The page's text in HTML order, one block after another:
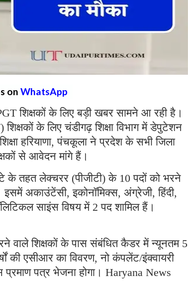
on WhatsApp
शिक्षकों के लिए बड़ी खबर सामने आ रही है।
के लिए चंडीगढ़ शिक्षा विभाग में डेपुटेशन
हरियाणा, पंचकूला ने प्रदेश के सभी जिला
से आवेदन मांगे हैं।
के तहत लेक्चरर (पीजीटी) के 10 पदों को भरने
इसमें अकाउंटेंसी, इकोनॉमिक्स, अंग्रेजी, हिंदी,
साइंस विषय में 2 पद शामिल हैं।
वाले शिक्षकों के पास संबंधित कैडर में न्यूनतम 5
की एसीआर का विवरण, नो कंपलेंट/इंक्वायरी
प्रमाण पत्र भेजना होगा। Haryana News